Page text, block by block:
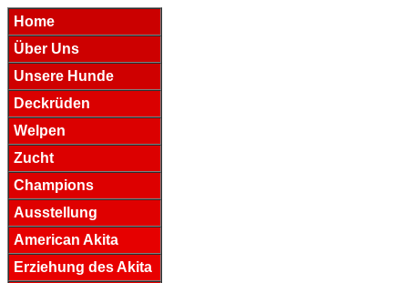
Home
Über Uns
Unsere Hunde
Deckrüden
Welpen
Zucht
Champions
Ausstellung
American Akita
Erziehung des Akita